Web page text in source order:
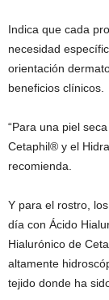
Indica que cada
necesidad
orientación
beneficios clínicos.
“Para una piel
Cetaphil® y el
recomienda.
Y para el rostro,
día con Ácido
Hialurónico de
altamente
tejido donde ha